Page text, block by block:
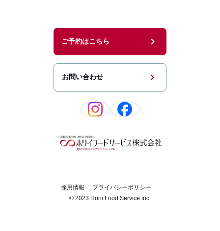
ご予約はこちら chevron_right
お問い合わせ chevron_right
採用情報
プライバシーポリシー
© 2023 Horii Food Service inc.